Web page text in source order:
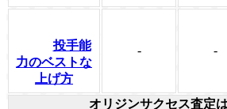
投手能
力のベストな
上げ方
- -
オリジンサクセス査定